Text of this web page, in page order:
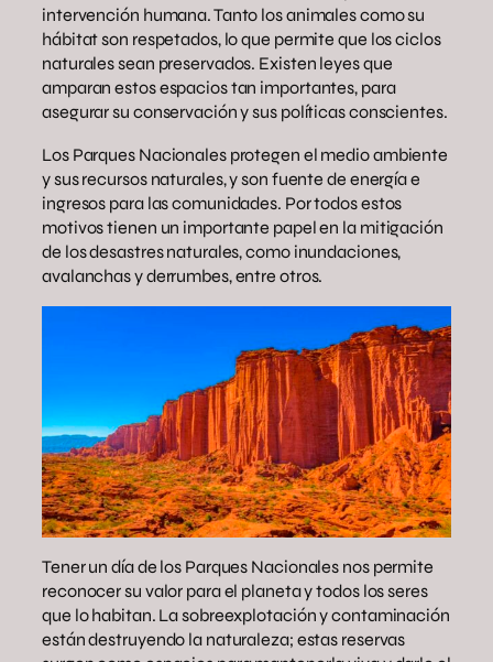
intervención humana. Tanto los animales como su
hábitat son respetados, lo que permite que los ciclos
naturales sean preservados. Existen leyes que
amparan estos espacios tan importantes, para
asegurar su conservación y sus políticas conscientes.
Los Parques Nacionales protegen el medio ambiente
y sus recursos naturales, y son fuente de energía e
ingresos para las comunidades. Por todos estos
motivos tienen un importante papel en la mitigación
de los desastres naturales, como inundaciones,
avalanchas y derrumbes, entre otros.
Tener un día de los Parques Nacionales nos permite
reconocer su valor para el planeta y todos los seres
que lo habitan. La sobreexplotación y contaminación
están destruyendo la naturaleza; estas reservas